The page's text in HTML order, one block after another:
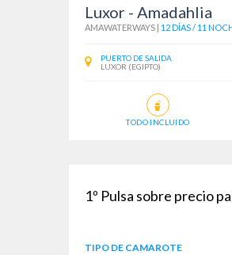
Luxor - Amadahlia
AMAWATERWAYS | 12 DÍAS / 11
PUERTO DE SALIDA
LUXOR (EGIPTO)
TODO INCLUIDO
1º Pulsa sobre precio
TIPO DE CAMAROTE